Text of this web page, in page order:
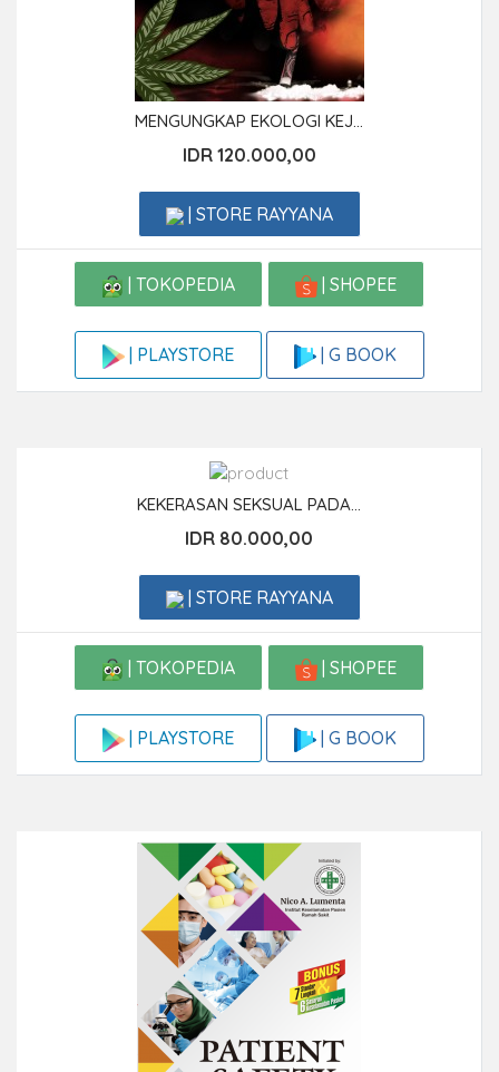
MENGUNGKAP EKOLOGI KEJ...
IDR 120.000,00
| STORE RAYYANA
| TOKOPEDIA | SHOPEE
| PLAYSTORE | G BOOK
KEKERASAN SEKSUAL PADA...
IDR 80.000,00
| STORE RAYYANA
| TOKOPEDIA | SHOPEE
| PLAYSTORE | G BOOK